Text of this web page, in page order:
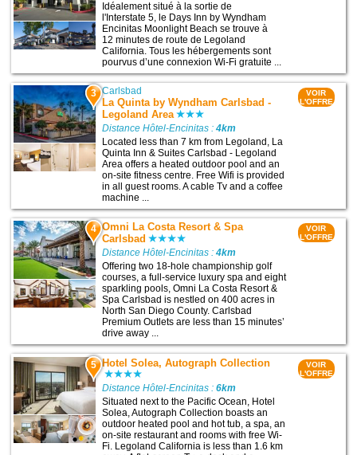
Idéalement situé à la sortie de
l'Interstate 5, le Days Inn by Wyndham
Encinitas Moonlight Beach se trouve à
12 minutes de route de Legoland
California. Tous les hébergements sont
pourvus d’une connexion Wi-Fi gratuite ...
3 Carlsbad
La Quinta by Wyndham Carlsbad -
Legoland Area
Distance Hôtel-Encinitas :4km
Located less than 7 km from Legoland, La
Quinta Inn & Suites Carlsbad - Legoland
Area offers a heated outdoor pool and an
on-site fitness centre. Free Wifi is provided
in all guest rooms. A cable Tv and a coffee
machine ...
VOIR
L'OFFRE
4 Omni La Costa Resort & Spa
Carlsbad
Distance Hôtel-Encinitas :4km
Offering two 18-hole championship golf
courses, a full-service luxury spa and eight
sparkling pools, Omni La Costa Resort &
Spa Carlsbad is nestled on 400 acres in
North San Diego County. Carlsbad
Premium Outlets are less than 15 minutes’
drive away ...
VOIR
L'OFFRE
5 Hotel Solea, Autograph Collection
Distance Hôtel-Encinitas :6km
Situated next to the Pacific Ocean, Hotel
Solea, Autograph Collection boasts an
outdoor heated pool and hot tub, a spa, an
on-site restaurant and rooms with free Wi-
Fi. Legoland California is less than 1.6 km
VOIR
L'OFFRE